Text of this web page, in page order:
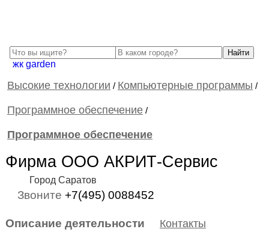
жк garden
Высокие технологии / Компьютерные программы /
Программное обеспечение /
Программное обеспечение
Фирма ООО АКРИТ-Сервис
Город Саратов
Звоните +7(495) 0088452
Описание деятельности Контакты